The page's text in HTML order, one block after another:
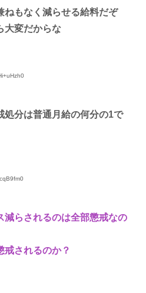
ねもなく減らせる給料だぞ
大変だからな
処分は普通月給の何分の1で
減らされるのは全部懲戒なの
戒されるのか？